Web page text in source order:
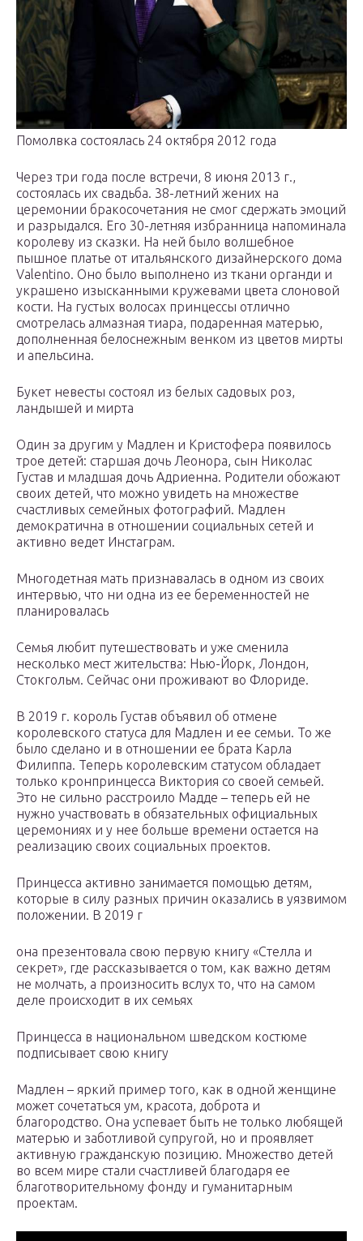
Помолвка состоялась 24 октября 2012 года
Через три года после встречи, 8 июня 2013 г.,
состоялась их свадьба. 38-летний жених на
церемонии бракосочетания не смог сдержать эмоций
и разрыдался. Его 30-летняя избранница напоминала
королеву из сказки. На ней было волшебное
пышное платье от итальянского дизайнерского дома
Valentino. Оно было выполнено из ткани органди и
украшено изысканными кружевами цвета слоновой
кости. На густых волосах принцессы отлично
смотрелась алмазная тиара, подаренная матерью,
дополненная белоснежным венком из цветов мирты
и апельсина.
Букет невесты состоял из белых садовых роз,
ландышей и мирта
Один за другим у Мадлен и Кристофера появилось
трое детей: старшая дочь Леонора, сын Николас
Густав и младшая дочь Адриенна. Родители обожают
своих детей, что можно увидеть на множестве
счастливых семейных фотографий. Мадлен
демократична в отношении социальных сетей и
активно ведет Инстаграм.
Многодетная мать признавалась в одном из своих
интервью, что ни одна из ее беременностей не
планировалась
Семья любит путешествовать и уже сменила
несколько мест жительства: Нью-Йорк, Лондон,
Стокгольм. Сейчас они проживают во Флориде.
В 2019 г. король Густав объявил об отмене
королевского статуса для Мадлен и ее семьи. То же
было сделано и в отношении ее брата Карла
Филиппа. Теперь королевским статусом обладает
только кронпринцесса Виктория со своей семьей.
Это не сильно расстроило Мадде – теперь ей не
нужно участвовать в обязательных официальных
церемониях и у нее больше времени остается на
реализацию своих социальных проектов.
Принцесса активно занимается помощью детям,
которые в силу разных причин оказались в уязвимом
положении. В 2019 г
она презентовала свою первую книгу «Стелла и
секрет», где рассказывается о том, как важно детям
не молчать, а произносить вслух то, что на самом
деле происходит в их семьях
Принцесса в национальном шведском костюме
подписывает свою книгу
Мадлен – яркий пример того, как в одной женщине
может сочетаться ум, красота, доброта и
благородство. Она успевает быть не только любящей
матерью и заботливой супругой, но и проявляет
активную гражданскую позицию. Множество детей
во всем мире стали счастливей благодаря ее
благотворительному фонду и гуманитарным
проектам.